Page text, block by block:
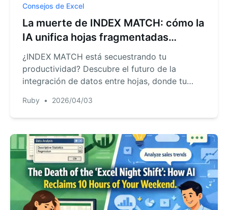
Consejos de Excel
La muerte de INDEX MATCH: cómo la
IA unifica hojas fragmentadas
usando lenguaje natural
¿INDEX MATCH está secuestrando tu
productividad? Descubre el futuro de la
integración de datos entre hojas, donde tu
Ruby • 2026/04/03